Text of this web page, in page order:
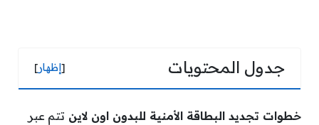
جدول المحتويات [إظهار]
خطوات تجديد البطاقة الأمنية للبدون اون لاين تتم عبر